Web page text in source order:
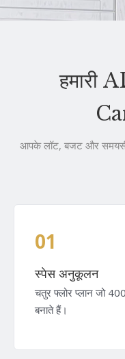
हमारी
आपके लॉट, बजट और
01
स्पेस अनुकूलन
चतुर फ्लोर प्लान जो
बनाते हैं।